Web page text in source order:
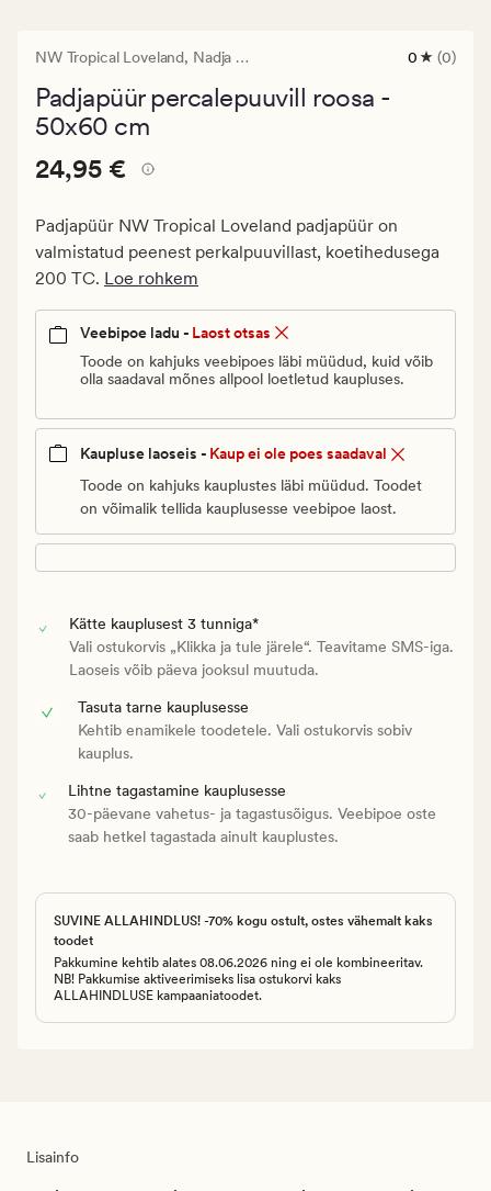
NW Tropical Loveland, Nadja Wedin
0
0 (0)
Padjapüür percalepuuvill roosa -
50x60 cm
Pris_ee
24,95
Vanlig
€
Pris_ee 24,95 €
24,95 €
Padjapüür NW Tropical Loveland padjapüür on
valmistatud peenest perkalpuuvillast, koetihedusega
200 TC. Loe rohkem
Veebipoe ladu - Laost otsas
Toode on kahjuks veebipoes läbi müüdud, kuid võib
olla saadaval mõnes allpool loetletud kaupluses.
Kaupluse laoseis - Kaup ei ole poes saadaval
Toode on kahjuks kauplustes läbi müüdud. Toodet
on võimalik tellida kauplusesse veebipoe laost.
Kätte kauplusest 3 tunniga*
Vali ostukorvis „Klikka ja tule järele“. Teavitame SMS-iga.
Laoseis võib päeva jooksul muutuda.
Tasuta tarne kauplusesse
Kehtib enamikele toodetele. Vali ostukorvis sobiv
kauplus.
Lihtne tagastamine kauplusesse
30-päevane vahetus- ja tagastusõigus. Veebipoe oste
saab hetkel tagastada ainult kauplustes.
SUVINE ALLAHINDLUS! -70% kogu ostult, ostes vähemalt kaks
toodet
Pakkumine kehtib alates 08.06.2026 ning ei ole kombineeritav.
NB! Pakkumise aktiveerimiseks lisa ostukorvi kaks
ALLAHINDLUSE kampaaniatoodet.
Lisainfo